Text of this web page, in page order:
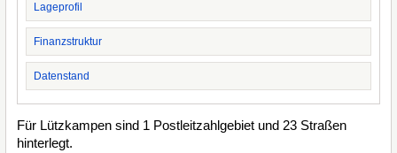
Lageprofil
Finanzstruktur
Datenstand
Für Lützkampen sind 1 Postleitzahlgebiet und 23 Straßen
hinterlegt.